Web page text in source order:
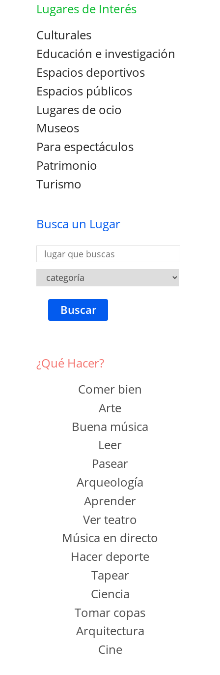
Lugares de Interés
Culturales
Educación e investigación
Espacios deportivos
Espacios públicos
Lugares de ocio
Museos
Para espectáculos
Patrimonio
Turismo
Busca un Lugar
Buscar
¿Qué Hacer?
Comer bien
Arte
Buena música
Leer
Pasear
Arqueología
Aprender
Ver teatro
Música en directo
Hacer deporte
Tapear
Ciencia
Tomar copas
Arquitectura
Cine